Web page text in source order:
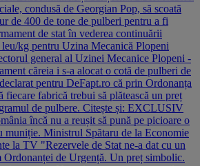
condusă de Georgian Pop, să scoată
de 400 de tone de pulberi pentru a fi
de stat în vederea continuării
kg pentru Uzina Mecanică Plopeni
general al Uzinei Mecanice Plopeni -
căreia i s-a alocat o cotă de pulberi de
pentru DeFapt.ro că prin Ordonanța
fiecare fabrică trebui să plătească un preț
de pulbere. Citește și: EXCLUSIV
încă nu a reușit să pună pe picioare o
muniție. Ministrul Spătaru de la Economie
la TV "Rezervele de Stat ne-a dat cu un
de Urgență. Un preț simbolic.